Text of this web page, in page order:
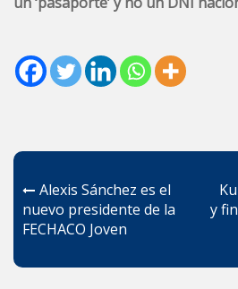
Navegación
de
entradas
Alexis Sánchez es el
nuevo presidente de la
FECHACO Joven
y